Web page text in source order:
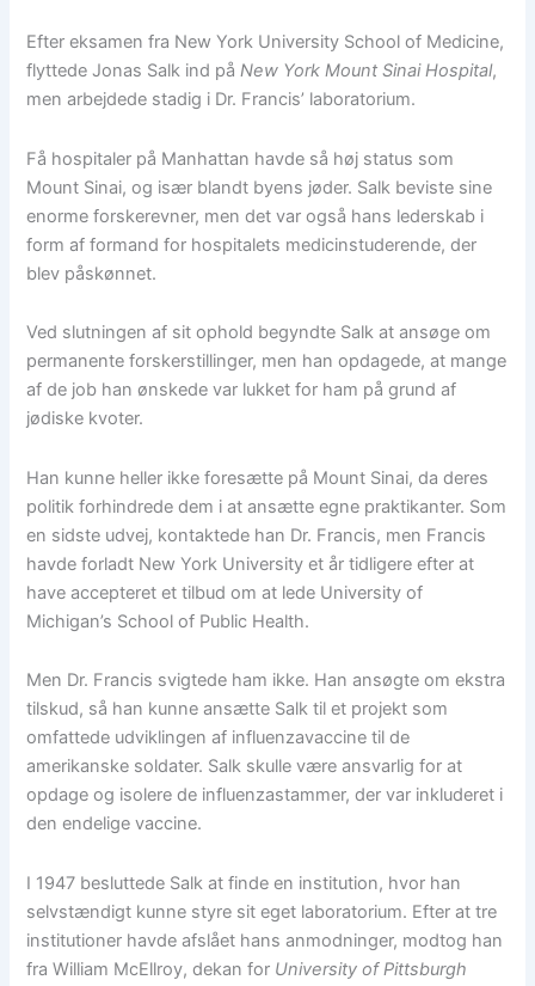
Efter eksamen fra New York University School of Medicine,
flyttede Jonas Salk ind påNew York Mount Sinai Hospital,
men arbejdede stadig i Dr. Francis’ laboratorium.
Få hospitaler på Manhattan havde så høj status som
Mount Sinai, og især blandt byens jøder. Salk beviste sine
enorme forskerevner, men det var også hans lederskab i
form af formand for hospitalets medicinstuderende, der
blev påskønnet.
Ved slutningen af sit ophold begyndte Salk at ansøge om
permanente forskerstillinger, men han opdagede, at mange
af de job han ønskede var lukket for ham på grund af
jødiske kvoter.
Han kunne heller ikke foresætte på Mount Sinai, da deres
politik forhindrede dem i at ansætte egne praktikanter. Som
en sidste udvej, kontaktede han Dr. Francis, men Francis
havde forladt New York University et år tidligere efter at
have accepteret et tilbud om at lede University of
Michigan’s School of Public Health.
Men Dr. Francis svigtede ham ikke. Han ansøgte om ekstra
tilskud, så han kunne ansætte Salk til et projekt som
omfattede udviklingen af influenzavaccine til de
amerikanske soldater. Salk skulle være ansvarlig for at
opdage og isolere de influenzastammer, der var inkluderet i
den endelige vaccine.
I 1947 besluttede Salk at finde en institution, hvor han
selvstændigt kunne styre sit eget laboratorium. Efter at tre
institutioner havde afslået hans anmodninger, modtog han
fra William McEllroy, dekan for University of Pittsburgh